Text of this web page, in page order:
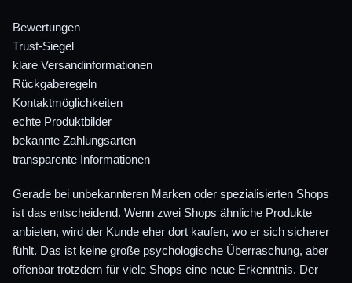
Bewertungen
Trust-Siegel
klare Versandinformationen
Rückgaberegeln
Kontaktmöglichkeiten
echte Produktbilder
bekannte Zahlungsarten
transparente Informationen
Gerade bei unbekannteren Marken oder spezialisierten Shops
ist das entscheidend. Wenn zwei Shops ähnliche Produkte
anbieten, wird der Kunde eher dort kaufen, wo er sich sicherer
fühlt. Das ist keine große psychologische Überraschung, aber
offenbar trotzdem für viele Shops eine neue Erkenntnis. Der